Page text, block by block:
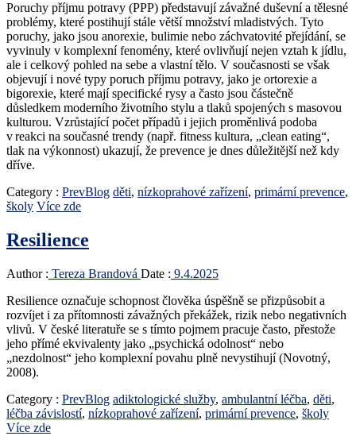
Poruchy příjmu potravy (PPP) představují závažné duševní a tělesné
problémy, které postihují stále větší množství mladistvých. Tyto
poruchy, jako jsou anorexie, bulimie nebo záchvatovité přejídání, se
vyvinuly v komplexní fenomény, které ovlivňují nejen vztah k jídlu,
ale i celkový pohled na sebe a vlastní tělo. V současnosti se však
objevují i nové typy poruch příjmu potravy, jako je ortorexie a
bigorexie, které mají specifické rysy a často jsou částečně
důsledkem moderního životního stylu a tlaků spojených s masovou
kulturou. Vzrůstající počet případů i jejich proměnlivá podoba
v reakci na současné trendy (např. fitness kultura, „clean eating“,
tlak na výkonnost) ukazují, že prevence je dnes důležitější než kdy
dříve.
Category : PrevBlog děti, nízkoprahové zařízení, primární prevence,
školy Více zde
Resilience
Author : Tereza Brandová Date : 9.4.2025
Resilience označuje schopnost člověka úspěšně se přizpůsobit a
rozvíjet i za přítomnosti závažných překážek, rizik nebo negativních
vlivů. V české literatuře se s tímto pojmem pracuje často, přestože
jeho přímé ekvivalenty jako „psychická odolnost“ nebo
„nezdolnost“ jeho komplexní povahu plně nevystihují (Novotný,
2008).
Category : PrevBlog adiktologické služby, ambulantní léčba, děti,
léčba závislostí, nízkoprahové zařízení, primární prevence, školy
Více zde